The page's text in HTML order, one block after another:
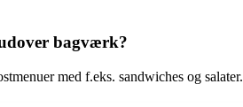
bagværk?
med f.eks. sandwiches og salater.